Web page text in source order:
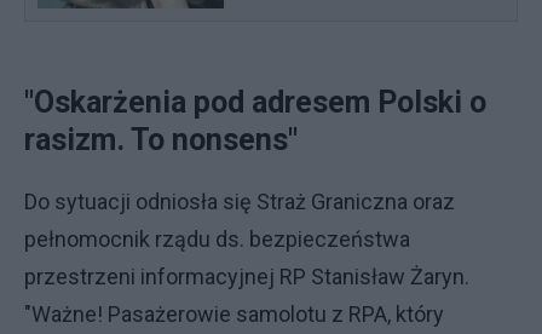
"Oskarżenia pod adresem Polski o
rasizm. To nonsens"
Do sytuacji odniosła się Straż Graniczna oraz
pełnomocnik rządu ds. bezpieczeństwa
przestrzeni informacyjnej RP Stanisław Żaryn.
"Ważne! Pasażerowie samolotu z RPA, który